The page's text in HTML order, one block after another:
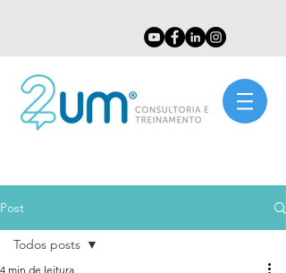
Post
Todos posts
4 min de leitura